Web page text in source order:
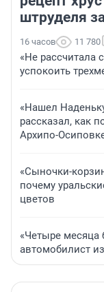
штруделя
16 часов 11 780
«Не рассчитала
успокоить
«Нашел
рассказал, как
Архипо-
«Сыночки-
почему
цветов
«Четыре месяца
автомобилист